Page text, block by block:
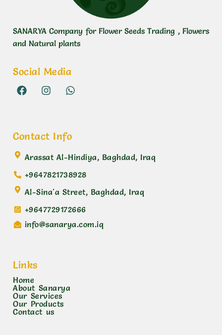
SANARYA Company for Flower Seeds Trading , Flowers
and Natural plants
Social Media
Contact Info
Arassat Al-Hindiya, Baghdad, Iraq
+9647821738928
Al-Sina'a Street, Baghdad, Iraq
+9647729172666
info@sanarya.com.iq
Links
Home
About Sanarya
Our Services
Our Products
Contact us